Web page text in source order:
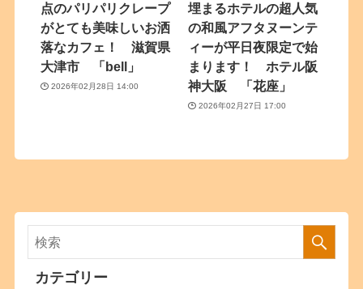
点のパリパリクレープ
がとても美味しいお洒
落なカフェ！ 滋賀県
大津市 「bell」
2026年02月28日 14:00
埋まるホテルの超人気
の和風アフタヌーンテ
ィーが平日夜限定で始
まります！ ホテル阪
神大阪 「花座」
2026年02月27日 17:00
カテゴリー